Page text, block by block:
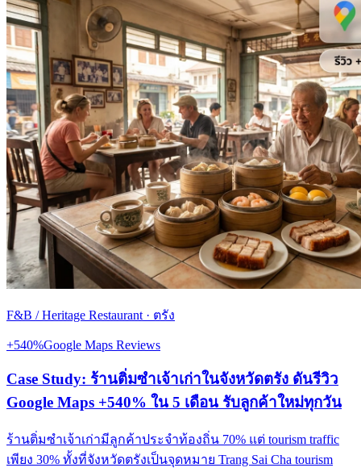
F&B / Heritage Restaurant · ตรัง
+540%Google Maps Reviews
Case Study: ร้านติ่มซำเจ้าเก่าในจังหวัดตรัง ดันรีวิว
Google Maps +540% ใน 5 เดือน รับลูกค้าใหม่ทุกวัน
ร้านติ่มซำเจ้าเก่ามีลูกค้าประจำท้องถิ่น 70% แต่ tourism traffic
เพียง 30% ทั้งที่จังหวัดตรังเป็นจุดหมาย Trang Sai Cha tourism